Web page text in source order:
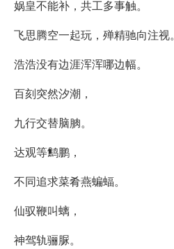
娲皇不能补，共工多事触。
飞思腾空一起玩，殚精驰向注视。
浩浩没有边涯浑浑哪边幅。
百刻突然汐潮，
九行交替脑朒。
达观等鹪鹏，
不同追求菜肴燕蝙蝠。
仙驭鞭叫螭，
神驾轨骊脲。